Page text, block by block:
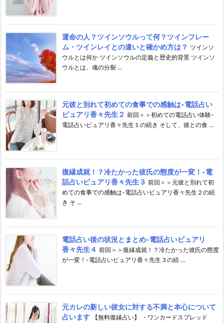
運命の人？ツインソウルって何？ツインフレー
ム・ツインレイとの違いと確かめ方は？ ツインソ
ウルとは何か ツインソウルの定義と歴史的背景 ツインソ
ウルとは、魂の分裂 ...
元彼と別れて初めての食事での感触は-電話占い
ピュアリ香々先生２ 前回＞＞初めての電話占い体験-
電話占いピュアリ香々先生１の続き そして、彼との食 ...
復縁成就！？冷たかった彼氏の態度が一変！-電
話占いピュアリ香々先生３ 前回＞＞元彼と別れて初
めての食事での感触は-電話占いピュアリ香々先生２の続
き そ ...
電話占い後の状況とまとめ-電話占いピュアリ
香々先生４ 前回＞＞復縁成就！？冷たかった彼氏の態度
が一変！-電話占いピュアリ香々先生３の続 ...
元カレの新しい彼女に対する不満と本心について
占います
【無料復縁占い】 ・ワンカードスプレッド